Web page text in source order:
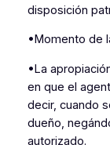
disposición
•Momento de
•La
en que el
decir, cuando
dueño,
autorizado.